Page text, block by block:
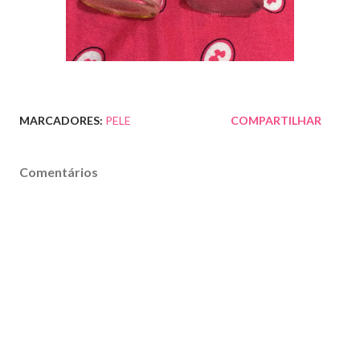
MARCADORES: PELE COMPARTILHAR
Comentários